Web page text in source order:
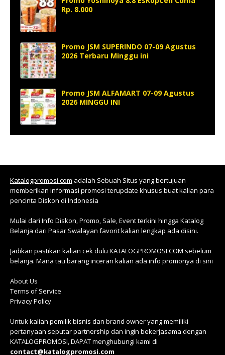
Rp. 8.000
Promo JSM SUPERINDO 07-09 Agustus
2026 Terbaru Minggu ini
Promo JSM ALFAMART 07-09 Agustus
2026 MINGGU INI
Katalogpromosi.com adalah Sebuah Situs yang bertujuan
memberikan informasi promosi terupdate khusus buat kalian para
pencinta Diskon di Indonesia
Mulai dari Info Diskon, Promo, Sale, Event terkini hingga Katalog
Belanja dari Pasar Swalayan favorit kalian lengkap ada disini.
Jadikan pastikan kalian cek dulu KATALOGPROMOSI.COM sebelum
belanja. Mana tau barang inceran kalian ada info promonya di sini
About Us
Terms of Service
Privacy Policy
Untuk kalian pemilik bisnis dan brand owner yang memiliki
pertanyaan seputar partnership dan ingin bekerjasama dengan
KATALOGPROMOSI, DAPAT menghubungi kami di
contact@katalogpromosi.com